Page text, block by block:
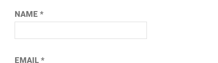
NAME *
EMAIL *